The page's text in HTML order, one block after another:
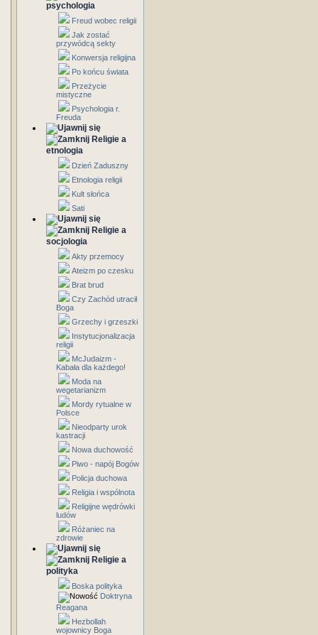
psychologia
Freud wobec religii
Jak zostać
przywódcą sekty
Konwersja religijna
Po końcu świata
Przeżycie
mistyczne
Psychologia r.
Freuda
Religie a
etnologia
Dzień Zaduszny
Etnologia religii
Kult słońca
Sati
Religie a
socjologia
Akty przemocy
Ateizm po czesku
Brat brud
Czy Zachód utracił
Boga
Grzechy i grzeszki
Instytucjonalizacja
religii
McJudaizm -
Kabała dla każdego!
Moda na
wegetarianizm
Mordy rytualne w
Polsce
Nieodparty urok
kastracji
Nowa duchowość
Piwo - napój Bogów
Policja duchowa
Religia i wspólnota
Religijne wędrówki
ludów
Różaniec na
zdrowie
Religie a
polityka
Boska polityka
Doktryna
Reagana
Hezbollah
wojownicy Boga